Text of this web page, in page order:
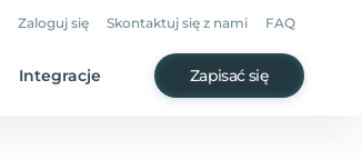
Zaloguj się Skontaktuj się z nami FAQ
Integracje Zapisać się